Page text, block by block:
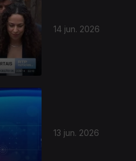
14 jun. 2026
13 jun. 2026